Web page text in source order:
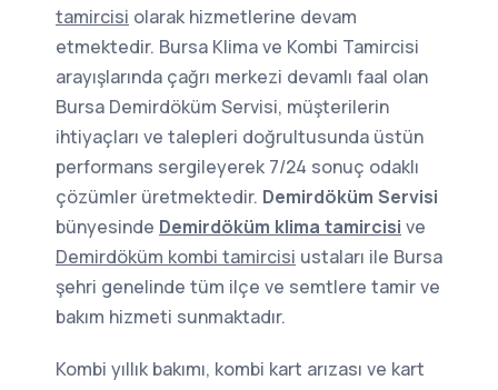
tamircisi olarak hizmetlerine devam
etmektedir. Bursa Klima ve Kombi Tamircisi
arayışlarında çağrı merkezi devamlı faal olan
Bursa Demirdöküm Servisi, müşterilerin
ihtiyaçları ve talepleri doğrultusunda üstün
performans sergileyerek 7/24 sonuç odaklı
çözümler üretmektedir. Demirdöküm Servisi
bünyesinde Demirdöküm klima tamircisi ve
Demirdöküm kombi tamircisi ustaları ile Bursa
şehri genelinde tüm ilçe ve semtlere tamir ve
bakım hizmeti sunmaktadır.
Kombi yıllık bakımı, kombi kart arızası ve kart